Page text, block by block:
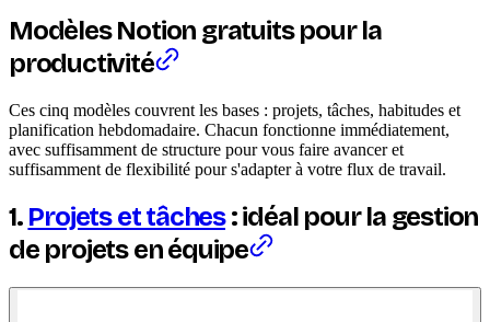
Modèles Notion gratuits pour la
productivité
Ces cinq modèles couvrent les bases : projets, tâches, habitudes et
planification hebdomadaire. Chacun fonctionne immédiatement,
avec suffisamment de structure pour vous faire avancer et
suffisamment de flexibilité pour s'adapter à votre flux de travail.
1. Projets et tâches: idéal pour la gestion
de projets en équipe